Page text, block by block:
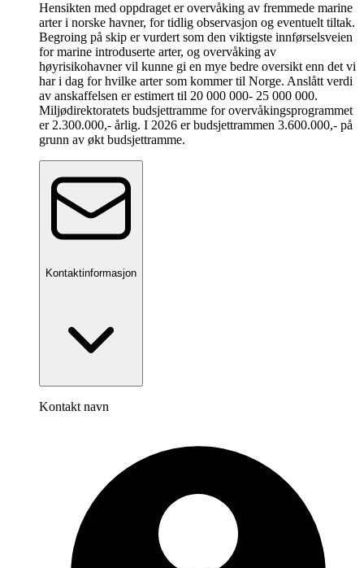
Hensikten med oppdraget er overvåking av fremmede marine
arter i norske havner, for tidlig observasjon og eventuelt tiltak.
Begroing på skip er vurdert som den viktigste innførselsveien
for marine introduserte arter, og overvåking av
høyrisikohavner vil kunne gi en mye bedre oversikt enn det vi
har i dag for hvilke arter som kommer til Norge. Anslått verdi
av anskaffelsen er estimert til 20 000 000- 25 000 000.
Miljødirektoratets budsjettramme for overvåkingsprogrammet
er 2.300.000,- årlig. I 2026 er budsjettrammen 3.600.000,- på
grunn av økt budsjettramme.
Kontaktinformasjon
Kontakt navn